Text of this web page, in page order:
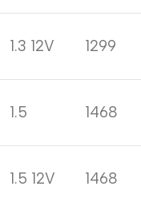
1.3 12V 1299
1.5 1468
1.5 12V 1468